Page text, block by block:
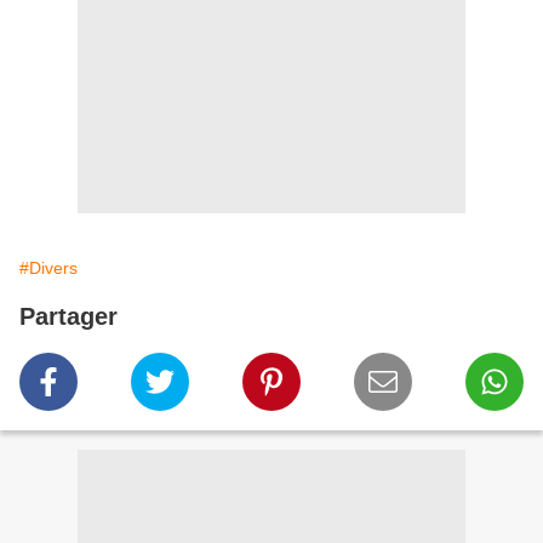
#Divers
Partager